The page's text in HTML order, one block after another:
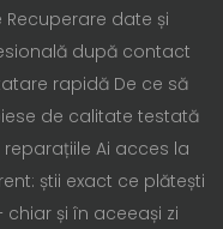
date și
după contact
rapidă De ce să
de calitate testată
Ai acces la
știi exact ce plătești
și în aceeași zi